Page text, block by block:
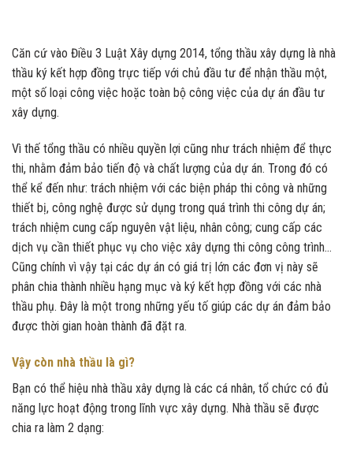
Căn cứ vào Điều 3 Luật Xây dựng 2014, tổng thầu xây dựng là nhà
thầu ký kết hợp đồng trực tiếp với chủ đầu tư để nhận thầu một,
một số loại công việc hoặc toàn bộ công việc của dự án đầu tư
xây dựng.
Vì thế tổng thầu có nhiều quyền lợi cũng như trách nhiệm để thực
thi, nhằm đảm bảo tiến độ và chất lượng của dự án. Trong đó có
thể kể đến như: trách nhiệm với các biện pháp thi công và những
thiết bị, công nghệ được sử dụng trong quá trình thi công dự án;
trách nhiệm cung cấp nguyên vật liệu, nhân công; cung cấp các
dịch vụ cần thiết phục vụ cho việc xây dựng thi công công trình…
Cũng chính vì vậy tại các dự án có giá trị lớn các đơn vị này sẽ
phân chia thành nhiều hạng mục và ký kết hợp đồng với các nhà
thầu phụ. Đây là một trong những yếu tố giúp các dự án đảm bảo
được thời gian hoàn thành đã đặt ra.
Vậy còn nhà thầu là gì?
Bạn có thể hiệu nhà thầu xây dựng là các cá nhân, tổ chức có đủ
năng lực hoạt động trong lĩnh vực xây dựng. Nhà thầu sẽ được
chia ra làm 2 dạng: